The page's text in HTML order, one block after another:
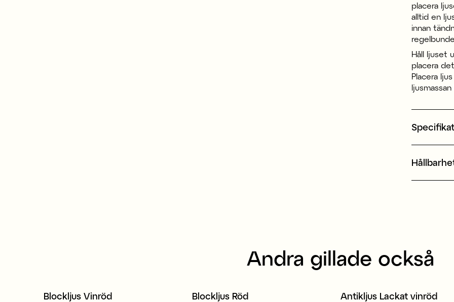
placera
alltid en
innan
Håll ljuset
placera
Placera
Andra gillade också
Blockljus Vinröd Blockljus Röd Antikljus Lackat vinröd